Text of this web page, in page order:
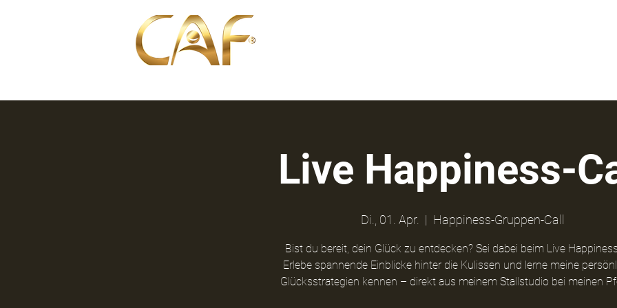
Live Happiness-
Di., 01. Apr.
  |
Happiness-Gruppen-Call
Bist du bereit, dein Glück zu entdecken? Sei dabei beim Live
Erlebe spannende Einblicke hinter die Kulissen und lerne meine
Glücksstrategien kennen – direkt aus meinem Stallstudio bei meinen